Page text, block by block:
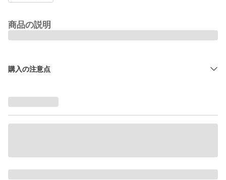
商品の説明
購入の注意点